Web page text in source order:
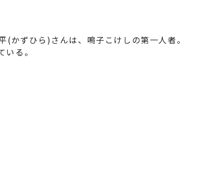
かずひら)さんは、鳴子こけしの第一人者。
る。